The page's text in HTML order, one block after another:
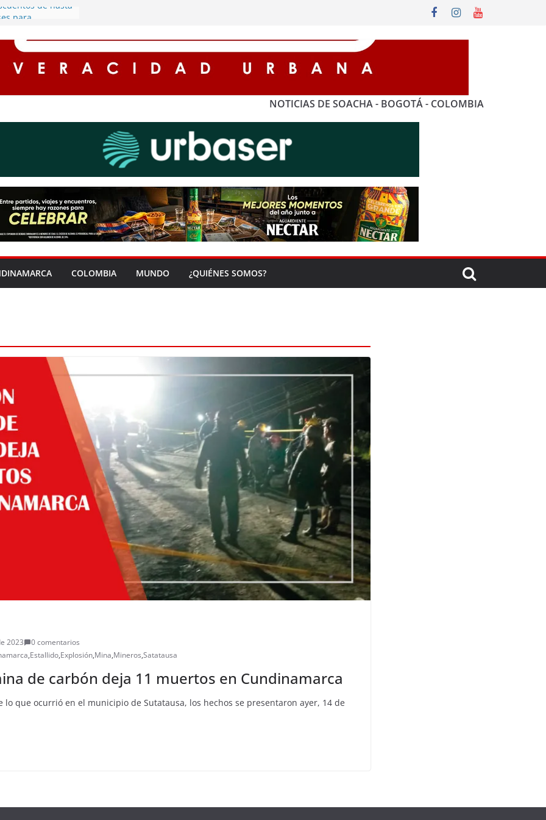
de hasta
y
con el
robo de motos
NOTICIAS DE SOACHA - BOGOTÁ - COLOMBIA
COLOMBIA MUNDO ¿QUIÉNES SOMOS?
2023
0 comentarios
,Estallido,Explosión,Mina,Mineros,Satatausa
de carbón deja 11 muertos en Cundinamarca
lo que ocurrió en el municipio de Sutatausa, los hechos se presentaron ayer, 14 de